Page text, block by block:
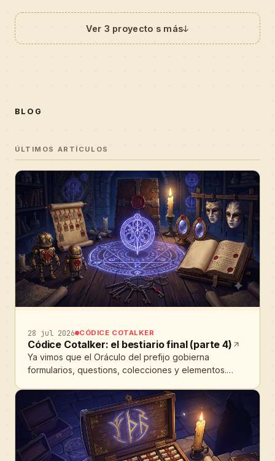
Ver 3 proyecto s más↓
BLOG
ÚLTIMOS ARTÍCULOS
28 jul 2026 CÓDICE COTALKER
Códice Cotalker: el bestiario final (parte 4)
Ya vimos que el Oráculo del prefijo gobierna
formularios, questions, colecciones y elementos.
cada especie tiene sus propias costumbres: flujos,
cargos, bots, pbscripts, webhooks, roles de acceso
y API tokens. Cada una carga (o no) el sello del flujo
según su naturaleza. En esta cuarta y última parte
abrimos el bestiario completo para cerrar la saga: